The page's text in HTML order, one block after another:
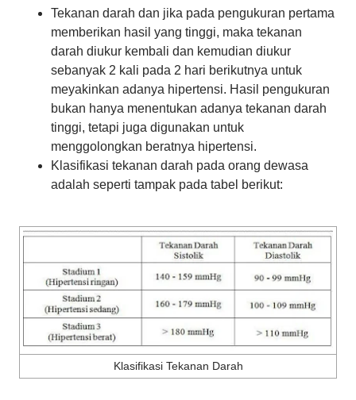
Tekanan darah dan jika pada pengukuran pertama
memberikan hasil yang tinggi, maka tekanan
darah diukur kembali dan kemudian diukur
sebanyak 2 kali pada 2 hari berikutnya untuk
meyakinkan adanya hipertensi. Hasil pengukuran
bukan hanya menentukan adanya tekanan darah
tinggi, tetapi juga digunakan untuk
menggolongkan beratnya hipertensi.
Klasifikasi tekanan darah pada orang dewasa
adalah seperti tampak pada tabel berikut:
Klasifikasi Tekanan Darah